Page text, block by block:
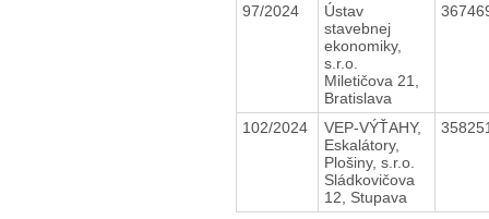
97/2024
Ústav
stavebnej
ekonomiky,
s.r.o.
Miletičova 21,
Bratislava
102/2024
VEP-VÝŤAHY,
Eskalátory,
Plošiny, s.r.o.
Sládkovičova
12, Stupava